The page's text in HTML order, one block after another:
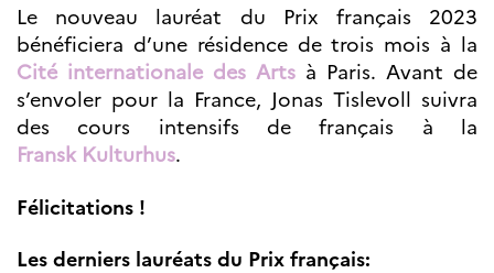
RECHERCHE
Programmes de
coopération
Åsgard
PHC Aurora
France Excellence
Le nouveau lauréat du Prix français 2023
bénéficiera d’une résidence de trois mois à la
Cité internationale des Arts à Paris. Avant de
s’envoler pour la France, Jonas Tislevoll suivra
des cours intensifs de français à la
Fransk Kulturhus.
Félicitations !
Les derniers lauréats du Prix français: